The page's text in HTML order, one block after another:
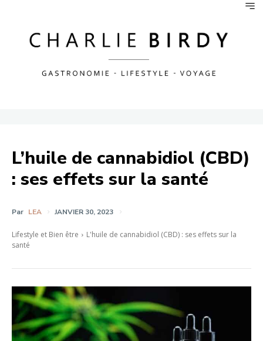
L’huile de cannabidiol (CBD)
: ses effets sur la santé
Par LEA JANVIER 30, 2023
Lifestyle et Bien être
L'huile de cannabidiol (CBD) : ses effets sur la
santé